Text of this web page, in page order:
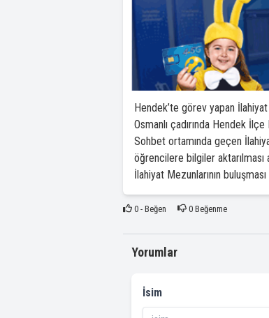
Hendek’te görev yapan
Osmanlı çadırında Hendek
Sohbet ortamında geçen
öğrencilere bilgiler aktarılması
İlahiyat Mezunlarının
0- Beğen 0Beğenme
Yorumlar
İsim